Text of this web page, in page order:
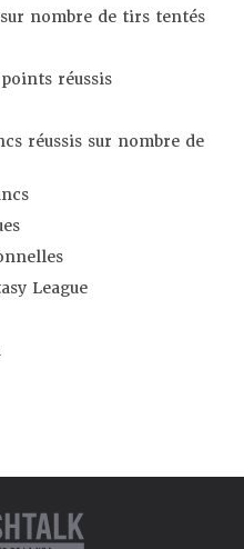
nombre de tirs tentés
réussis
réussis sur nombre de
League